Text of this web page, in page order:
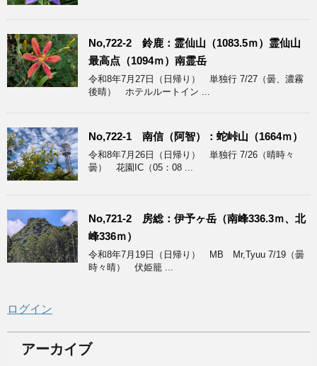
No,722-2 鈴鹿：霊仙山（1083.5ｍ）霊仙山
最高点（1094ｍ）南霊岳
令和8年7月27日（日帰り） 単独行 7/27（曇、濃霧
後晴） ホテルルートイン ...
No,722-1 南信（阿智）：蛇峠山（1664ｍ）
令和8年7月26日（日帰り） 単独行 7/26（晴時々
曇） 花園IC（05：08 ...
No,721-2 房総：伊予ヶ岳（南峰336.3ｍ、北
峰336ｍ）
令和8年7月19日（日帰り） MB Mr,Tyuu 7/19（曇
時々晴） 伏姫籠 ...
ログイン
アーカイブ